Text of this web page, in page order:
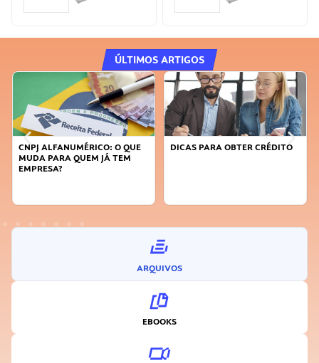
ÚLTIMOS ARTIGOS
CNPJ ALFANUMÉRICO: O QUE
MUDA PARA QUEM JÁ TEM
EMPRESA?
DICAS PARA OBTER CRÉDITO
ARQUIVOS
EBOOKS